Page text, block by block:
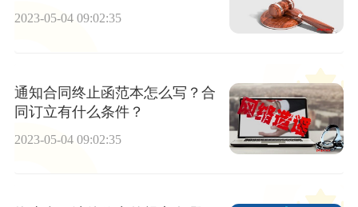
2023-05-04 09:02:35
通知合同终止函范本怎么写？合
同订立有什么条件？
2023-05-04 09:02:35